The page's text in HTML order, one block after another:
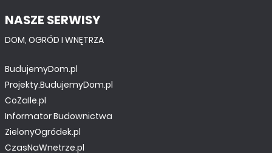
NASZE SERWISY
DOM, OGRÓD I WNĘTRZA
BudujemyDom.pl
Projekty.BudujemyDom.pl
CoZaIle.pl
Informator Budownictwa
ZielonyOgródek.pl
CzasNaWnetrze.pl